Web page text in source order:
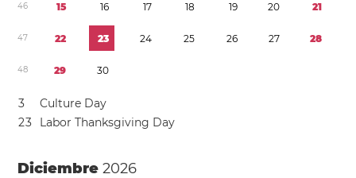
46 15 16 17 18 19 20 21
47 22 23 24 25 26 27 28
48 29 30
3
Culture Day
23 Labor Thanksgiving Day
Diciembre2026